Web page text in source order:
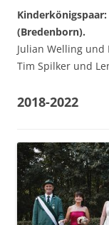
(Bredenborn).
Julian Welling und
Tim Spilker und
2018-2022